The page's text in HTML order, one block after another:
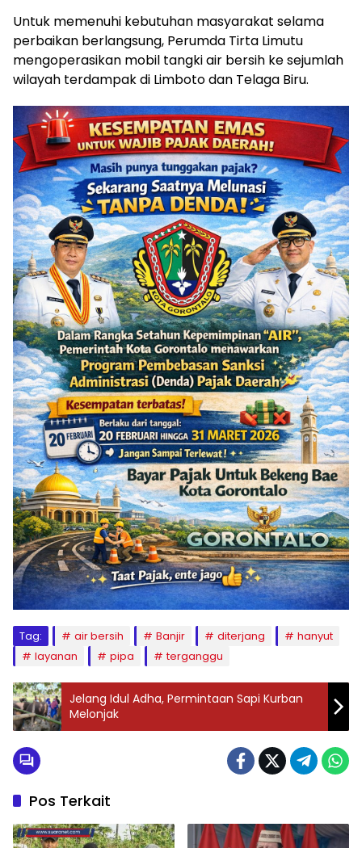
Untuk memenuhi kebutuhan masyarakat selama
perbaikan berlangsung, Perumda Tirta Limutu
mengoperasikan mobil tangki air bersih ke sejumlah
wilayah terdampak di Limboto dan Telaga Biru.
Tag: air bersih Banjir diterjang
hanyut
layanan
pipa terganggu
Jelang Idul Adha, Permintaan Sapi Kurban
Melonjak
Pos Terkait